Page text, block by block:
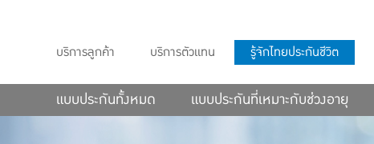
บริการลูกค้า บริการตัวแทน รู้จักไทยประกันชีวิต
แบบประกันทั้งหมด แบบประกันที่เหมาะกับช่วงอายุ